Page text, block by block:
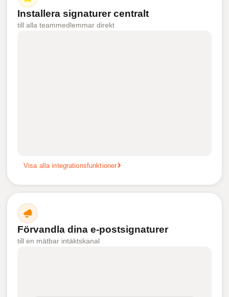
Installera signaturer centralt
till alla teammedlemmar direkt
Visa alla integrationsfunktioner
Förvandla dina e-postsignaturer
till en mätbar intäktskanal